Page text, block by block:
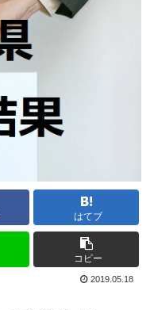
はてブ
コピー
2019.05.18